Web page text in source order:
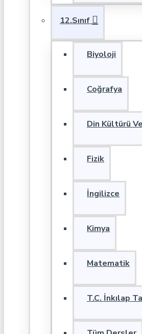
12.Sınıf
Biyoloji
Coğrafya
Din Kültürü
Fizik
İngilizce
Kimya
Matematik
T.C. İnkılap